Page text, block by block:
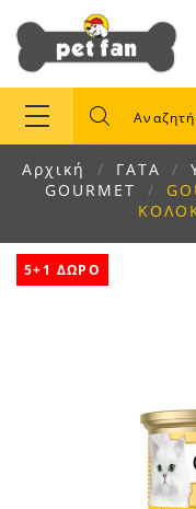
Αρχική ΓΑΤΑ
GOURMET
5+1 ΔΩΡΟ